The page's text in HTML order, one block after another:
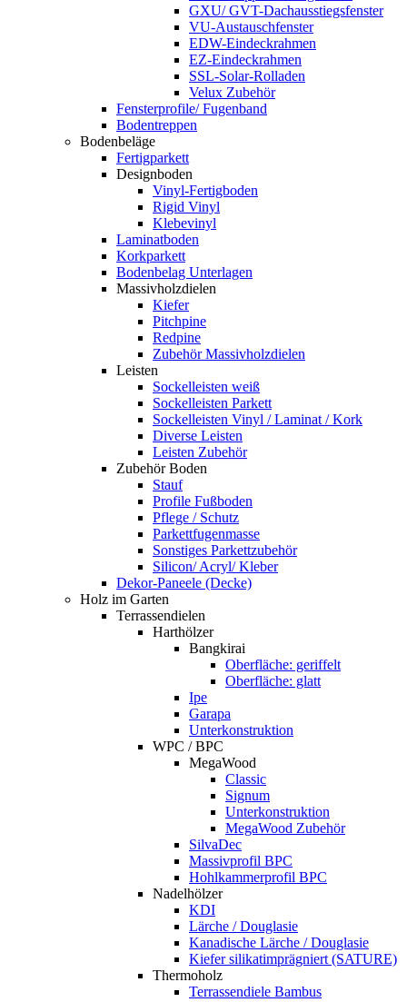
GXU/ GVT-Dachausstiegsfenster
VU-Austauschfenster
EDW-Eindeckrahmen
EZ-Eindeckrahmen
SSL-Solar-Rolladen
Velux Zubehör
Fensterprofile/ Fugenband
Bodentreppen
Bodenbeläge
Fertigparkett
Designboden
Vinyl-Fertigboden
Rigid Vinyl
Klebevinyl
Laminatboden
Korkparkett
Bodenbelag Unterlagen
Massivholzdielen
Kiefer
Pitchpine
Redpine
Zubehör Massivholzdielen
Leisten
Sockelleisten weiß
Sockelleisten Parkett
Sockelleisten Vinyl / Laminat / Kork
Diverse Leisten
Leisten Zubehör
Zubehör Boden
Stauf
Profile Fußboden
Pflege / Schutz
Parkettfugenmasse
Sonstiges Parkettzubehör
Silicon/ Acryl/ Kleber
Dekor-Paneele (Decke)
Holz im Garten
Terrassendielen
Harthölzer
Bangkirai
Oberfläche: geriffelt
Oberfläche: glatt
Ipe
Garapa
Unterkonstruktion
WPC / BPC
MegaWood
Classic
Signum
Unterkonstruktion
MegaWood Zubehör
SilvaDec
Massivprofil BPC
Hohlkammerprofil BPC
Nadelhölzer
KDI
Lärche / Douglasie
Kanadische Lärche / Douglasie
Kiefer silikatimprägniert (SATURE)
Thermoholz
Terrassendiele Bambus